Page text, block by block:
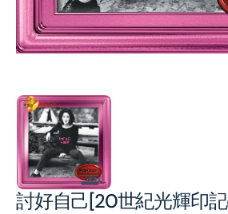
討好自己[20世紀光輝印